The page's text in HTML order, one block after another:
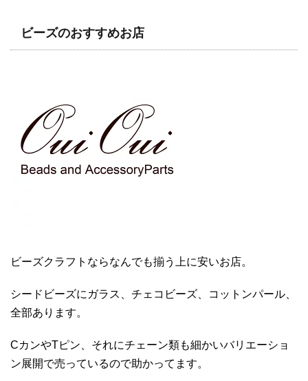
ビーズのおすすめお店
ビーズクラフトならなんでも揃う上に安いお店。
シードビーズにガラス、チェコビーズ、コットンパール、
全部あります。
CカンやTピン、それにチェーン類も細かいバリエーショ
ン展開で売っているので助かってます。